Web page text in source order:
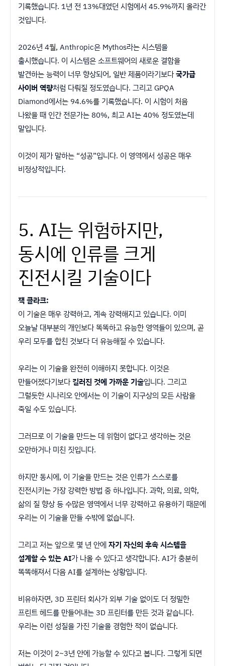
기록했습니다. 1년 전 13%대였던 시험에서 45.9%까지 올라간
것입니다.
2026년 4월, Anthropic은 Mythos라는 시스템을
출시했습니다. 이 시스템은 소프트웨어의 새로운 결함을
발견하는 능력이 너무 향상되어, 일반 제품이라기보다국가급
사이버 역량처럼 다뤄질 정도였습니다. 그리고 GPQA
Diamond에서는 94.6%를 기록했습니다. 이 시험이 처음
나왔을 때 인간 전문가는 80%, 최고 AI는 40% 정도였는데
말입니다.
이것이 제가 말하는 “성공”입니다. 이 영역에서 성공은 매우
비정상적입니다.
5. AI는 위험하지만,
동시에 인류를 크게
진전시킬 기술이다
잭 클라크:
이 기술은 매우 강력하고, 계속 강력해지고 있습니다. 이미
오늘날 대부분의 개인보다 똑똑하고 유능한 영역들이 있으며, 곧
우리 모두를 합친 것보다 더 유능해질 수 있습니다.
우리는 이 기술을 완전히 이해하지 못합니다. 이것은
만들어졌다기보다길러진 것에 가까운 기술입니다. 그리고
그럴듯한 시나리오 안에서는 이 기술이 지구상의 모든 사람을
죽일 수도 있습니다.
그러므로 이 기술을 만드는 데 위험이 없다고 생각하는 것은
오만하거나 미친 짓입니다.
하지만 동시에, 이 기술을 만드는 것은 인류가 스스로를
진전시키는 가장 강력한 방법 중 하나입니다. 과학, 의료, 의학,
삶의 질 향상 등 수많은 영역에서 너무 강력하고 유용하기 때문에
우리는 이 기술을 만들 수밖에 없습니다.
그리고 저는 앞으로 몇 년 안에자기 자신의 후속 시스템을
설계할 수 있는 AI가 나올 수 있다고 생각합니다. AI가 충분히
똑똑해져서 다음 AI를 설계하는 상황입니다.
비유하자면, 3D 프린터 회사가 외부 기술 없이도 더 정밀한
프린트 헤드를 만들어내는 3D 프린터를 만든 것과 같습니다.
우리는 이런 성질을 가진 기술을 경험한 적이 없습니다.
저는 이것이 2~3년 안에 가능할 수 있다고 봅니다. 그렇게 되면